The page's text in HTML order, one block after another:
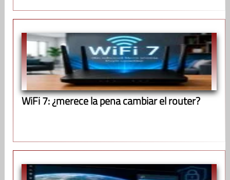
WiFi 7: ¿merece la pena cambiar el router?